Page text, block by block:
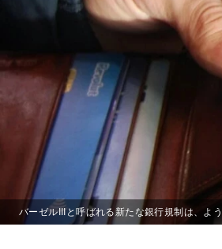
バーゼルIIIと呼ばれる新たな銀行規制は、よ